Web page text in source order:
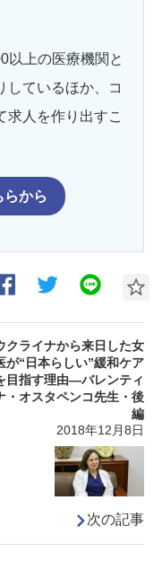
以上の医療機関と
しているほか、コ
求人を作り出すこ
らから
クライナから来日した女
が“日本らしい”緩和ケア
目指す理由―バレンティ
・オスタペンコ先生・後
編
2018年12月8日
次の記事